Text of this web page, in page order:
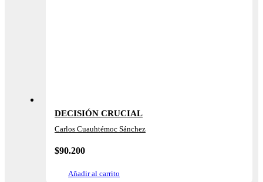
DECISIÓN CRUCIAL
Carlos Cuauhtémoc Sánchez
$90.200
Añadir al carrito